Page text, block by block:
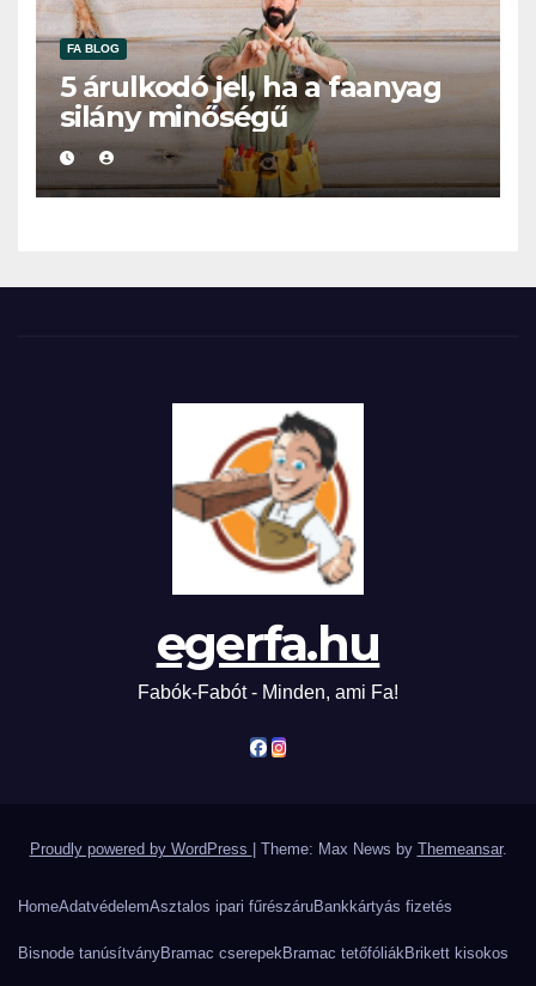
FA BLOG
5 árulkodó jel, ha a faanyag
silány minőségű
egerfa.hu
Fabók-Fabót - Minden, ami Fa!
Proudly powered by WordPress | Theme: Max News by Themeansar.
HomeAdatvédelemAsztalos ipari fűrészáruBankkártyás fizetés
Bisnode tanúsítványBramac cserepek Bramac tetőfóliák Brikett kisokos